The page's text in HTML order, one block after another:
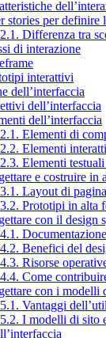
stories per definire
Differenza tra
di interazione
interattivi
dell’interfaccia
dell’interfaccia
dell’interfaccia
Elementi di
Elementi
Elementi
e costruire in
Layout di pagina
Prototipi in alta
con il design
Documentazione
Benefici del
Risorse
Come
con i modelli
Vantaggi
I modelli di sito